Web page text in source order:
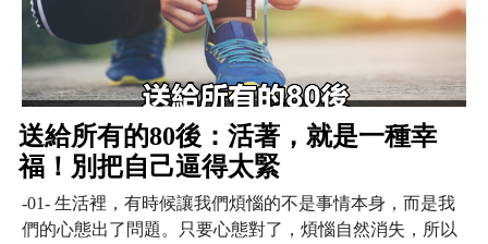
送給所有的80後：活著，就是一種幸
福！別把自己逼得太緊
-01- 生活裡，有時候讓我們煩惱的不是事情本身，而是我
們的心態出了問題。只要心態對了，煩惱自然消失，所以